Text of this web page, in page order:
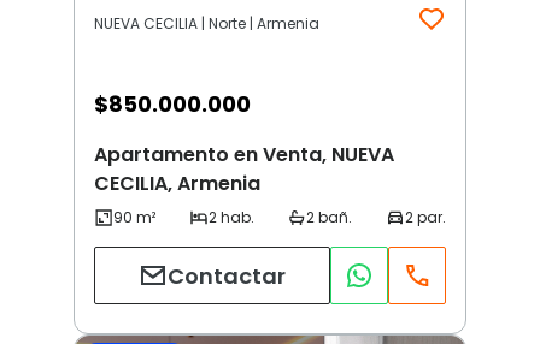
NUEVA CECILIA | Norte | Armenia
$850.000.000
Apartamento en Venta, NUEVA
CECILIA, Armenia
Contactar